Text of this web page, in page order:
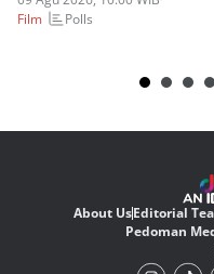
Film
Polls
About UsEditorial
Pedoman